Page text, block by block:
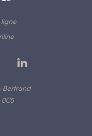
ligne
Bertrand
0C5